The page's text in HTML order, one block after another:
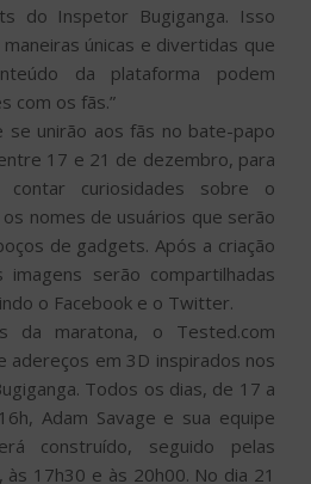
do Inspetor Bugiganga. Isso
únicas e divertidas que
da plataforma podem
com os fãs.”
se unirão aos fãs no bate-papo
17 e 21 de dezembro, para
contar curiosidades sobre o
nomes de usuários que serão
de gadgets. Após a criação
serão compartilhadas
o Facebook e o Twitter.
da maratona, o Tested.com
adereços em 3D inspirados nos
Todos os dias, de 17 a
Adam Savage e sua equipe
construído, seguido pelas
17h30 e às 20h00. No dia 21